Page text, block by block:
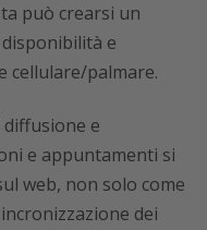
può crearsi un
e
cellulare/palmare.
e
e appuntamenti si
web, non solo come
dei